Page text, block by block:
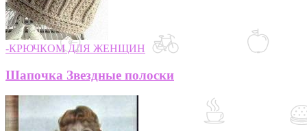
-КРЮЧКОМ ДЛЯ ЖЕНЩИН
Шапочка Звездные полоски